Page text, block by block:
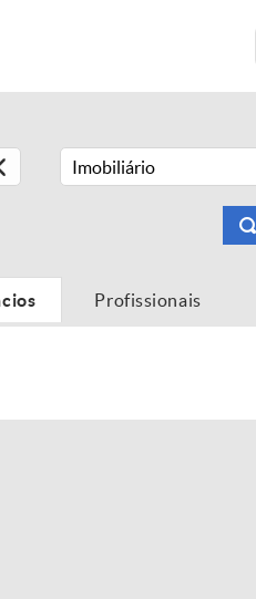
Imobiliário
Profissionais